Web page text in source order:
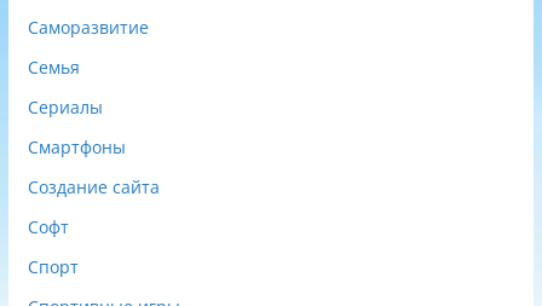
Саморазвитие
Семья
Сериалы
Смартфоны
Создание сайта
Софт
Спорт